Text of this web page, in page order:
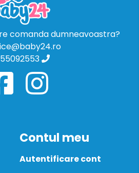
comanda dumneavoastra?
Contul meu
Autentificare cont